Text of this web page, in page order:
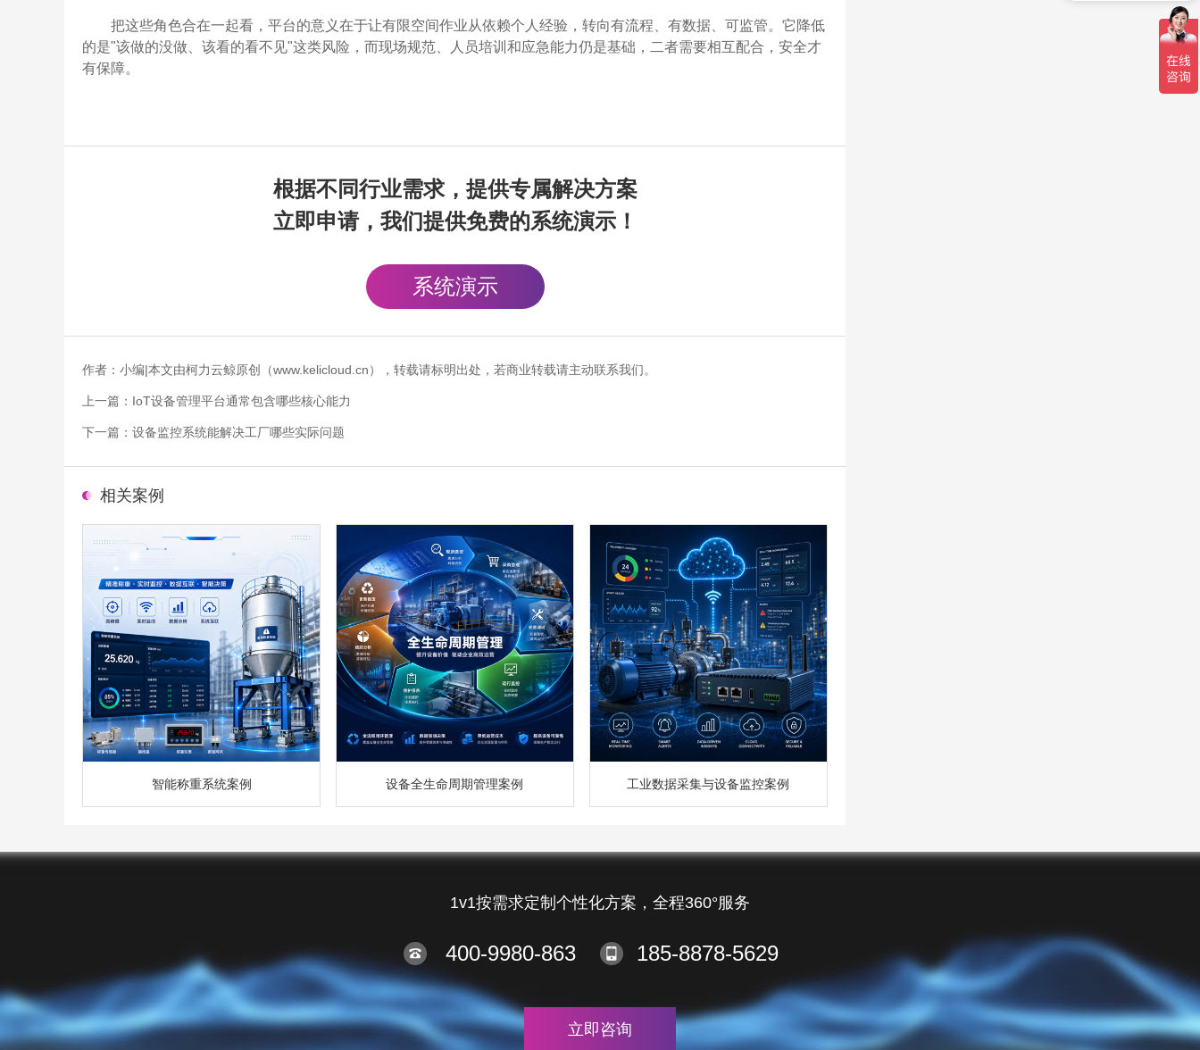
把这些角色合在一起看，平台的意义在于让有限空间作业从依赖个人经验，转向有流程、有数据、可监管。它降低
的是"该做的没做、该看的看不见"这类风险，而现场规范、人员培训和应急能力仍是基础，二者需要相互配合，安全才
有保障。
根据不同行业需求，提供专属解决方案
立即申请，我们提供免费的系统演示！
系统演示
作者：小编|本文由柯力云鲸原创（www.kelicloud.cn），转载请标明出处，若商业转载请主动联系我们。
上一篇： IoT设备管理平台通常包含哪些核心能力
下一篇： 设备监控系统能解决工厂哪些实际问题
相关案例
智能称重系统案例 设备全生命周期管理案例 工业数据采集与设备监控案例
1v1按需求定制个性化方案，全程360°服务
400-9980-863 185-8878-5629
立即咨询